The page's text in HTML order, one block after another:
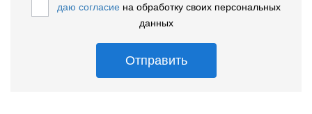
даю согласие на обработку своих персональных
данных
Отправить